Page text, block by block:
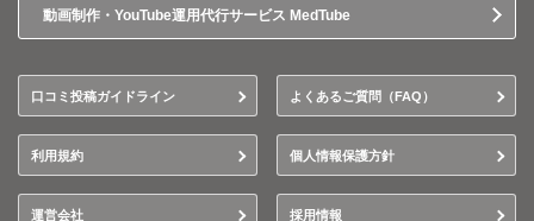
動画制作・YouTube運用代行サービス MedTube
口コミ投稿ガイドライン よくあるご質問（FAQ）
利用規約 個人情報保護方針
運営会社 採用情報